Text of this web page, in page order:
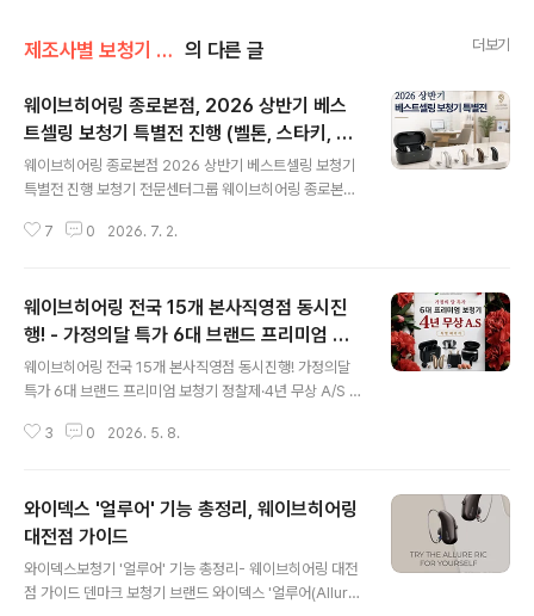
제조사별 보청기 추천 제품 의 다른 글 더보기
웨이브히어링 종로본점, 2026 상반기 베스
트셀링 보청기 특별전 진행 (벨톤, 스타키, 오
티콘)
웨이브히어링 종로본점 2026 상반기 베스트셀링 보청기
특별전 진행 보청기 전문센터그룹 웨이브히어링 종로본점
중심으로 ‘2026 상반기 베스트셀링 보청기 특별전’을 진
태와 생활환경에 맞는 제품을 전문가와 함께 선택할 수 있
도록 마련됐다. 특별전에 해당하는 제품은 벨톤 인비전, 오
티콘 모어와 인텐트, 스타키 제네시스AI 24 등 세계 6대
브랜드의 정부지원 보청기부터 프리미엄 신제품까지 다양
한 제품군으로 이루어져 있다. 벨톤 '인비전'은 소음 환경에
서 말소리를 보다 선명하게 전달하는 AI 기반 청취 기술이
7 0 2026. 7. 2.
웨이브히어링 전국 15개 본사직영점 동시진
행! - 가정의달 특가 6대 브랜드 프리미엄 보
청기 정찰제·4년 무상 A/S 패키지 판매
웨이브히어링 전국 15개 본사직영점 동시진행! 가정의달
특가 6대 브랜드 프리미엄 보청기 정찰제·4년 무상 A/S 패
의 달을 맞아 전국 15개 직영점에서 '프리미엄 보청기 특별
가족 고객과 기존 보청기 교체를 고려하는 착용자들이 보
다 안심하고 프리미엄 보청기를 선택할 수 있도록 기획됐
다. 특히 보청기 구입 시 제품 가격뿐 아니라 향후 수리 및
관리 비용까지 함께 고려하는 고객이 늘고 있는 만큼, 웨이
브히어링은 제품 선택부터 장기 사후관리까지 포함한 패키
3 0 2026. 5. 8.
와이덱스 '얼루어' 기능 총정리, 웨이브히어링
대전점 가이드
와이덱스보청기 '얼루어' 기능 총정리- 웨이브히어링 대전
점 가이드 덴마크 보청기 브랜드 와이덱스 '얼루어(Allur